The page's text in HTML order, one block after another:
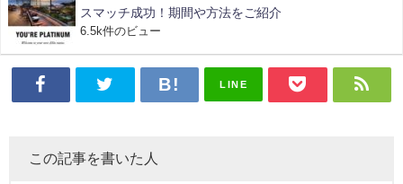
スマッチ成功！期間や方法をご紹介
6.5k件のビュー
LINE
この記事を書いた人